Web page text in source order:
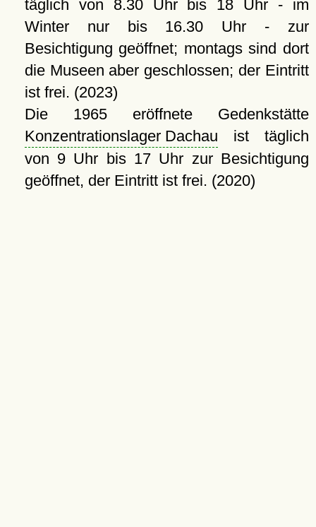
täglich von 8.30 Uhr bis 18 Uhr - im
Winter nur bis 16.30 Uhr - zur
Besichtigung geöffnet; montags sind dort
die Museen aber geschlossen; der Eintritt
ist frei. (2023)
Die 1965 eröffnete Gedenkstätte
Konzentrationslager Dachau ist täglich
von 9 Uhr bis 17 Uhr zur Besichtigung
geöffnet, der Eintritt ist frei. (2020)